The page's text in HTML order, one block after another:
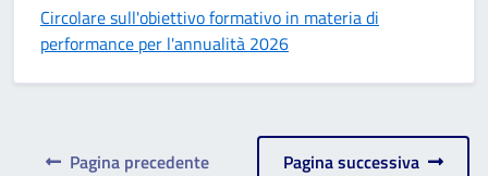
Circolare sull'obiettivo formativo in materia di
performance per l'annualità 2026
Pagina precedente Pagina successiva